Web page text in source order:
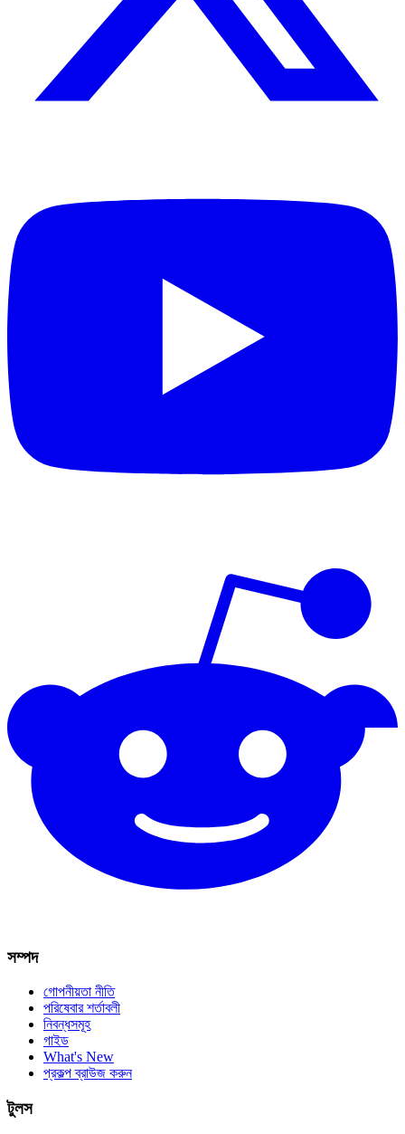
সম্পদ
গোপনীয়তা নীতি
পরিষেবার শর্তাবলী
নিবন্ধসমূহ
গাইড
What's New
প্রকল্প ব্রাউজ করুন
টুলস